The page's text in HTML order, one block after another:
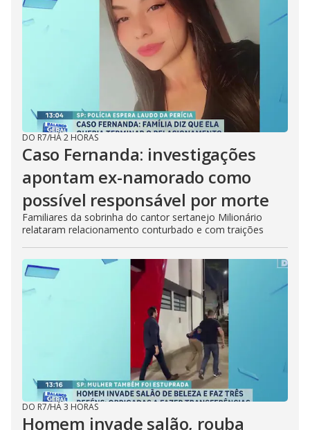
DO R7/HÁ 2 HORAS
Caso Fernanda: investigações
apontam ex-namorado como
possível responsável por morte
Familiares da sobrinha do cantor sertanejo Milionário
relataram relacionamento conturbado e com traições
DO R7/HÁ 3 HORAS
Homem invade salão, rouba